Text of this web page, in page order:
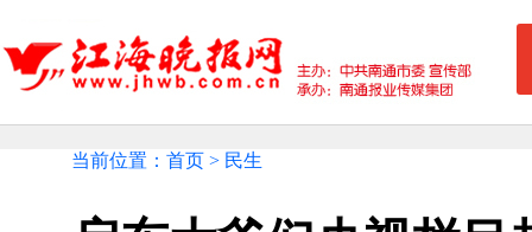
当前位置：首页 > 民生